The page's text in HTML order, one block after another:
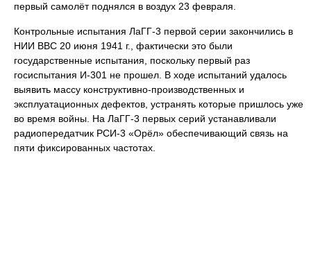
первый самолёт поднялся в воздух 23 февраля.
Контрольные испытания ЛаГГ-3 первой серии закончились в
НИИ ВВС 20 июня 1941 г., фактически это были
государственные испытания, поскольку первый раз
госиспытания И-301 не прошел. В ходе испытаний удалось
выявить массу конструктивно-производственных и
эксплуатационных дефектов, устранять которые пришлось уже
во время войны. На ЛаГГ-3 первых серий устанавливали
радиопередатчик РСИ-3 «Орёл» обеспечивающий связь на
пяти фиксированных частотах.